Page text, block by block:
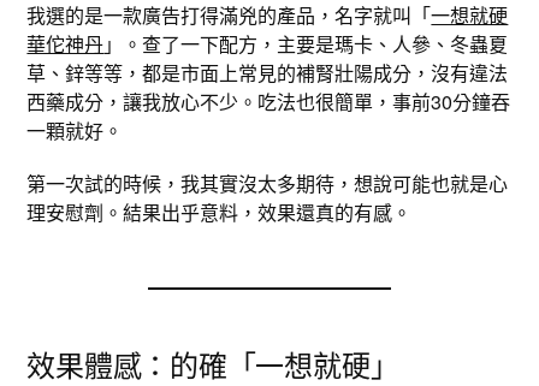
我選的是一款廣告打得滿兇的產品，名字就叫「一想就硬
華佗神丹」。查了一下配方，主要是瑪卡、人參、冬蟲夏
草、鋅等等，都是市面上常見的補腎壯陽成分，沒有違法
西藥成分，讓我放心不少。吃法也很簡單，事前30分鐘吞
一顆就好。
第一次試的時候，我其實沒太多期待，想說可能也就是心
理安慰劑。結果出乎意料，效果還真的有感。
效果體感：的確「一想就硬」